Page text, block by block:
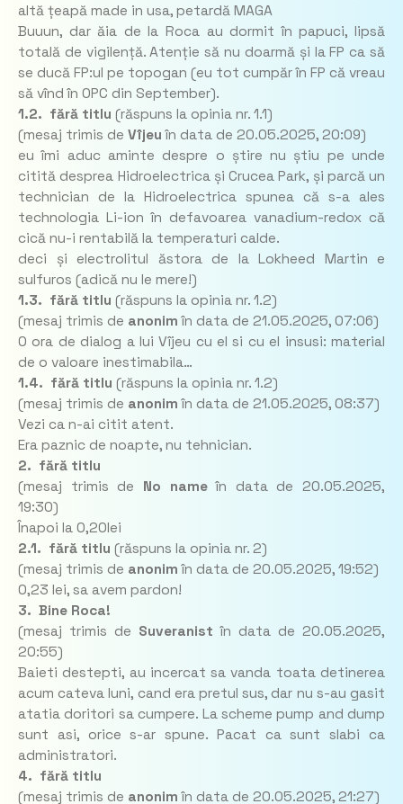
altă țeapă made in usa, petardă MAGA
Buuun, dar ăia de la Roca au dormit în papuci, lipsă
totală de vigilență. Atenție să nu doarmă și la FP ca să
se ducă FP:ul pe topogan (eu tot cumpăr în FP că vreau
să vînd în OPC din September).
1.2. fără titlu (răspuns la opinia nr. 1.1)
(mesaj trimis de Vîjeu în data de 20.05.2025, 20:09)
eu îmi aduc aminte despre o știre nu știu pe unde
citită desprea Hidroelectrica și Crucea Park, și parcă un
technician de la Hidroelectrica spunea că s-a ales
technologia Li-ion în defavoarea vanadium-redox că
cică nu-i rentabilă la temperaturi calde.
deci și electrolitul ăstora de la Lokheed Martin e
sulfuros (adică nu le mere!)
1.3. fără titlu (răspuns la opinia nr. 1.2)
(mesaj trimis de anonim în data de 21.05.2025, 07:06)
O ora de dialog a lui Vîjeu cu el si cu el insusi: material
de o valoare inestimabila…
1.4. fără titlu (răspuns la opinia nr. 1.2)
(mesaj trimis de anonim în data de 21.05.2025, 08:37)
Vezi ca n-ai citit atent.
Era paznic de noapte, nu tehnician.
2. fără titlu
(mesaj trimis de No nameîn data de 20.05.2025,
19:30)
Înapoi la 0,20lei
2.1. fără titlu (răspuns la opinia nr. 2)
(mesaj trimis de anonim în data de 20.05.2025, 19:52)
0,23 lei, sa avem pardon!
3. Bine Roca!
(mesaj trimis de Suveranist în data de 20.05.2025,
20:55)
Baieti destepti, au incercat sa vanda toata detinerea
acum cateva luni, cand era pretul sus, dar nu s-au gasit
atatia doritori sa cumpere. La scheme pump and dump
sunt asi, orice s-ar spune. Pacat ca sunt slabi ca
administratori.
4. fără titlu
(mesaj trimis de anonim în data de 20.05.2025, 21:27)